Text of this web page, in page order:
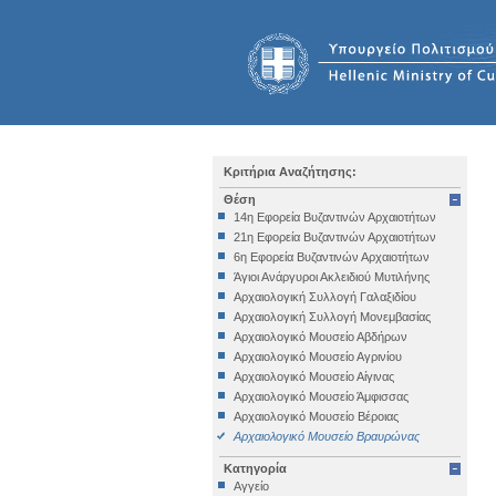
Κριτήρια Αναζήτησης:
Θέση
14η Εφορεία Βυζαντινών Αρχαιοτήτων
21η Εφορεία Βυζαντινών Αρχαιοτήτων
6η Εφορεία Βυζαντινών Αρχαιοτήτων
Άγιοι Ανάργυροι Ακλειδιού Μυτιλήνης
Αρχαιολογική Συλλογή Γαλαξιδίου
Αρχαιολογική Συλλογή Μονεμβασίας
Αρχαιολογικό Μουσείο Αβδήρων
Αρχαιολογικό Μουσείο Αγρινίου
Αρχαιολογικό Μουσείο Αίγινας
Αρχαιολογικό Μουσείο Άμφισσας
Αρχαιολογικό Μουσείο Βέροιας
Αρχαιολογικό Μουσείο Βραυρώνας
Αρχαιολογικό Μουσείο Δελφών
Αρχαιολογικό Μουσείο Ηγουμενίτσας
Κατηγορία
Αγγείο